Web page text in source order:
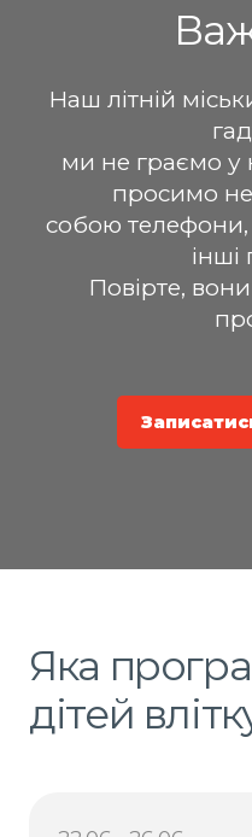
Наш літній
ми не граємо у
просимо не
собою
інші
Повірте,
Яка
дітей